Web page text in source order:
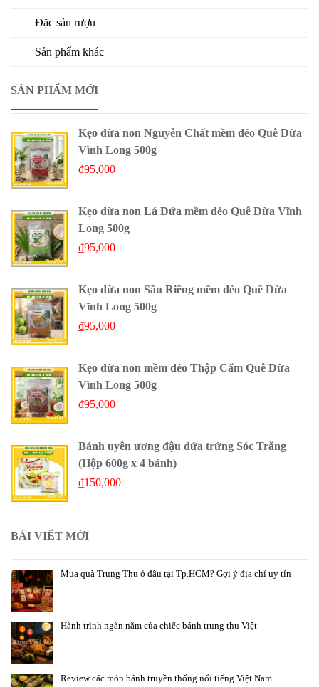
Đặc sản rượu
Sản phẩm khác
SẢN PHẨM MỚI
Kẹo dừa non Nguyên Chất mềm dẻo Quê Dừa
Vĩnh Long 500g
₫95,000
Kẹo dừa non Lá Dứa mềm dẻo Quê Dừa Vĩnh
Long 500g
₫95,000
Kẹo dừa non Sầu Riêng mềm dẻo Quê Dừa
Vĩnh Long 500g
₫95,000
Kẹo dừa non mềm dẻo Thập Cẩm Quê Dừa
Vĩnh Long 500g
₫95,000
Bánh uyên ương đậu dứa trứng Sóc Trăng
(Hộp 600g x 4 bánh)
₫150,000
BÁI VIẾT MỚI
Mua quà Trung Thu ở đâu tại Tp.HCM? Gợi ý địa chỉ uy tín
Hành trình ngàn năm của chiếc bánh trung thu Việt
Review các món bánh truyền thống nổi tiếng Việt Nam